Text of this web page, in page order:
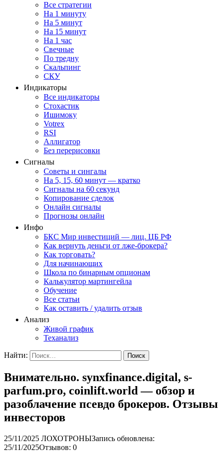
Все стратегии
На 1 минуту
На 5 минут
На 15 минут
На 1 час
Свечные
По тредну
Скальпинг
СКУ
Индикаторы
Все индикаторы
Стохастик
Ишимоку
Votrex
RSI
Аллигатор
Без перерисовки
Сигналы
Советы и сингалы
На 5, 15, 60 минут — кратко
Сигналы на 60 секунд
Копирование сделок
Онлайн сигналы
Прогнозы онлайн
Инфо
БКС Мир инвестиций — лиц. ЦБ РФ
Как вернуть деньги от лже-брокера?
Как торговать?
Для начинающих
Школа по бинарным опционам
Калькулятор мартингейла
Обучение
Все статьи
Как оставить / удалить отзыв
Анализ
Живой график
Теханализ
Найти:
Внимательно. synxfinance.digital, s-
parfum.pro, coinlift.world — обзор и
разоблачение псевдо брокеров. Отзывы
инвесторов
25/11/2025 ЛОХОТРОНЫЗапись обновлена:
25/11/2025Отзывов: 0